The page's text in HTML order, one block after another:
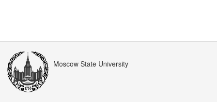
Moscow State University